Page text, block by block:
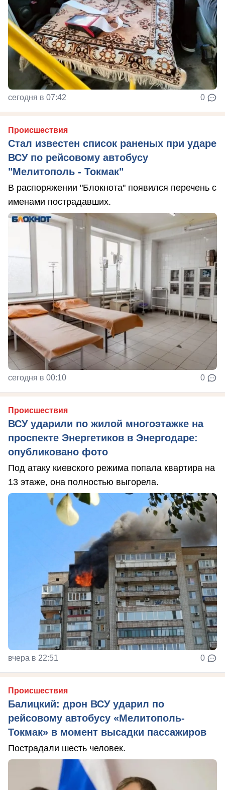
сегодня в 07:42 0
Происшествия
Стал известен список раненых при ударе
ВСУ по рейсовому автобусу
"Мелитополь - Токмак"
В распоряжении "Блокнота" появился перечень с
именами пострадавших.
сегодня в 00:10 0
Происшествия
ВСУ ударили по жилой многоэтажке на
проспекте Энергетиков в Энергодаре:
опубликовано фото
Под атаку киевского режима попала квартира на
13 этаже, она полностью выгорела.
вчера в 22:51 0
Происшествия
Балицкий: дрон ВСУ ударил по
рейсовому автобусу «Мелитополь-
Токмак» в момент высадки пассажиров
Пострадали шесть человек.